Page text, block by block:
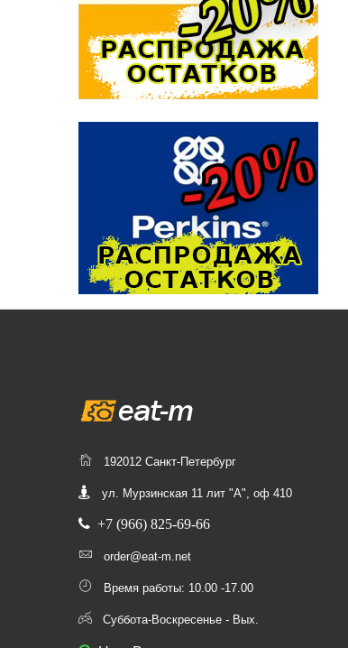
192012 Санкт-Петербург
ул. Мурзинская 11 лит "А", оф 410
+7 (966) 825-69-66
order@eat-m.net
Время работы: 10.00 -17.00
Суббота-Воскресенье - Вых.